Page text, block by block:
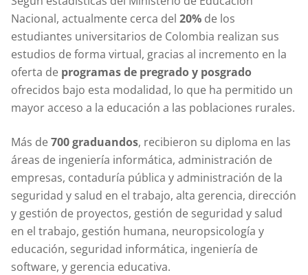
Nacional, actualmente cerca del 20% de los
estudiantes universitarios de Colombia realizan sus
estudios de forma virtual, gracias al incremento en la
oferta de programas de pregrado y posgrado
ofrecidos bajo esta modalidad, lo que ha permitido un
mayor acceso a la educación a las poblaciones rurales.
Más de700 graduandos, recibieron su diploma en las
áreas de ingeniería informática, administración de
empresas, contaduría pública y administración de la
seguridad y salud en el trabajo, alta gerencia, dirección
y gestión de proyectos, gestión de seguridad y salud
en el trabajo, gestión humana, neuropsicología y
educación, seguridad informática, ingeniería de
software, y gerencia educativa.